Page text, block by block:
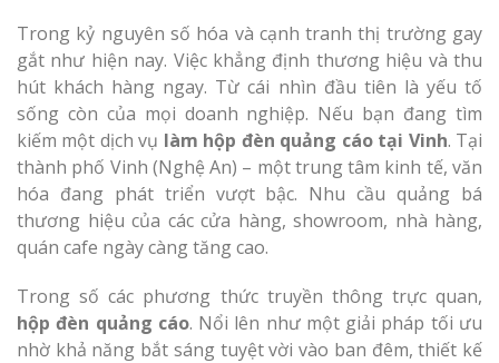
Trong kỷ nguyên số hóa và cạnh tranh thị trường gay
gắt như hiện nay. Việc khẳng định thương hiệu và thu
hút khách hàng ngay. Từ cái nhìn đầu tiên là yếu tố
sống còn của mọi doanh nghiệp. Nếu bạn đang tìm
kiếm một dịch vụ làm hộp đèn quảng cáo tại Vinh. Tại
thành phố Vinh (Nghệ An) – một trung tâm kinh tế, văn
hóa đang phát triển vượt bậc. Nhu cầu quảng bá
thương hiệu của các cửa hàng, showroom, nhà hàng,
quán cafe ngày càng tăng cao.
Trong số các phương thức truyền thông trực quan,
hộp đèn quảng cáo. Nổi lên như một giải pháp tối ưu
nhờ khả năng bắt sáng tuyệt vời vào ban đêm, thiết kế